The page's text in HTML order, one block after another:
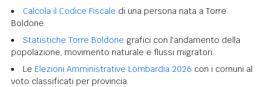
Calcola il Codice Fiscale di una persona nata a Torre
Boldone.
Statistiche Torre Boldone grafici con l'andamento della
popolazione, movimento naturale e flussi migratori.
Le Elezioni Amministrative Lombardia 2026 con i comuni al
voto classificati per provincia.